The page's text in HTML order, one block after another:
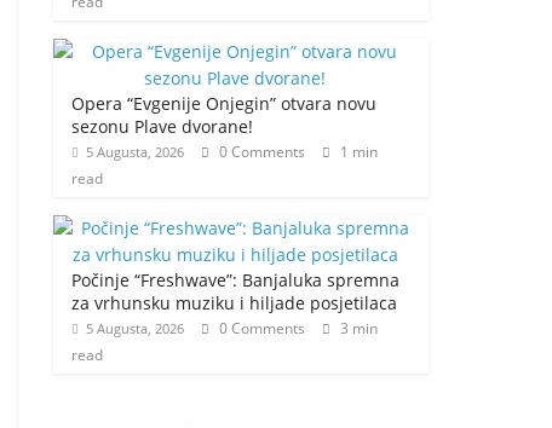
Opera “Evgenije Onjegin” otvara novu
sezonu Plave dvorane!
5 Augusta, 2026 0 Comments
1 min
read
Počinje “Freshwave”: Banjaluka spremna
za vrhunsku muziku i hiljade posjetilaca
5 Augusta, 2026 0 Comments
3 min
read